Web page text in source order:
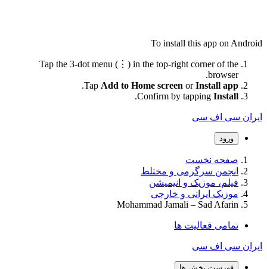
To install this app on Android
Tap the 3-dot menu (⋮) in the top-right corner of the
browser.
Tap Add to Home screen orInstall app
.
Confirm by tapping Install
.
ایران سی اف سی
ورود
صفحه نخست
انجمن سرگرمی و مختلط
فیلم، موزیک و انیمیشن
موزیک ایرانی و خارجی
Mohammad Jamali – Sad Afarin
تمامی فعالیت ها
ایران سی اف سی